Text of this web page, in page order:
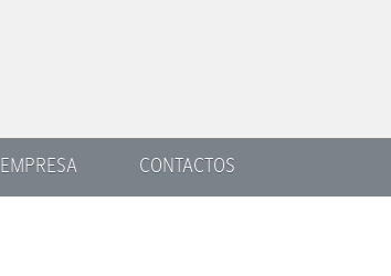
EMPRESA CONTACTOS